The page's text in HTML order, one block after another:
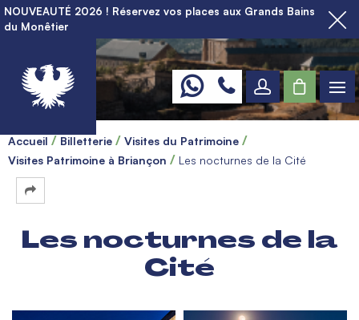
NOUVEAUTÉ 2026 ! Réservez vos places aux Grands Bains
du Monêtier
Accueil Billetterie
Visites du Patrimoine
Visites Patrimoine à Briançon
Les nocturnes de la Cité
Les nocturnes de la
Cité